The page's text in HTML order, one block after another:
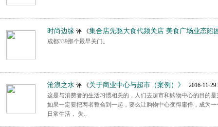
时尚边缘 评 《集合店先驱大食代频关店 美食广场业态陷
成都339那个最早关门。
沧浪之水 评 《关于商业中心与超市（案例）》
2016-11-29
这是与消费者的生活习惯相关的，人们去超市和购物中心的目的
如果一定要把两者整合到一起，要么让购物中心变得庸俗，成为
日常生活， 失..